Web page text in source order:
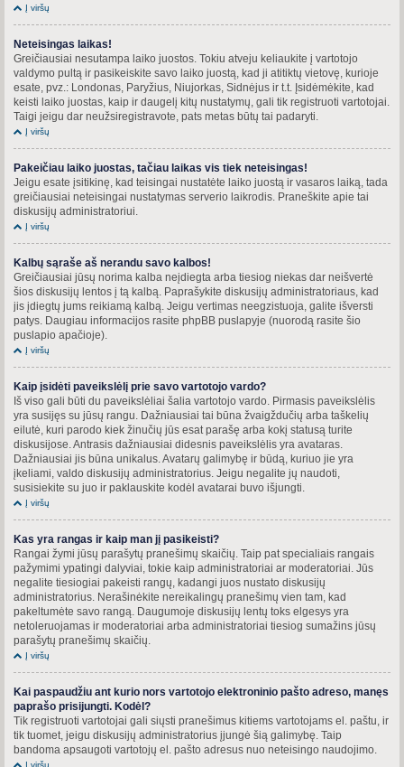
Į viršų
Neteisingas laikas!
Greičiausiai nesutampa laiko juostos. Tokiu atveju keliaukite į vartotojo
valdymo pultą ir pasikeiskite savo laiko juostą, kad ji atitiktų vietovę, kurioje
esate, pvz.: Londonas, Paryžius, Niujorkas, Sidnėjus ir t.t. Įsidėmėkite, kad
keisti laiko juostas, kaip ir daugelį kitų nustatymų, gali tik registruoti vartotojai.
Taigi jeigu dar neužsiregistravote, pats metas būtų tai padaryti.
Į viršų
Pakeičiau laiko juostas, tačiau laikas vis tiek neteisingas!
Jeigu esate įsitikinę, kad teisingai nustatėte laiko juostą ir vasaros laiką, tada
greičiausiai neteisingai nustatymas serverio laikrodis. Praneškite apie tai
diskusijų administratoriui.
Į viršų
Kalbų sąraše aš nerandu savo kalbos!
Greičiausiai jūsų norima kalba neįdiegta arba tiesiog niekas dar neišvertė
šios diskusijų lentos į tą kalbą. Paprašykite diskusijų administratoriaus, kad
jis įdiegtų jums reikiamą kalbą. Jeigu vertimas neegzistuoja, galite išversti
patys. Daugiau informacijos rasite phpBB puslapyje (nuorodą rasite šio
puslapio apačioje).
Į viršų
Kaip įsidėti paveikslėlį prie savo vartotojo vardo?
Iš viso gali būti du paveikslėliai šalia vartotojo vardo. Pirmasis paveikslėlis
yra susijęs su jūsų rangu. Dažniausiai tai būna žvaigždučių arba taškelių
eilutė, kuri parodo kiek žinučių jūs esat parašę arba kokį statusą turite
diskusijose. Antrasis dažniausiai didesnis paveikslėlis yra avataras.
Dažniausiai jis būna unikalus. Avatarų galimybę ir būdą, kuriuo jie yra
įkeliami, valdo diskusijų administratorius. Jeigu negalite jų naudoti,
susisiekite su juo ir paklauskite kodėl avatarai buvo išjungti.
Į viršų
Kas yra rangas ir kaip man jį pasikeisti?
Rangai žymi jūsų parašytų pranešimų skaičių. Taip pat specialiais rangais
pažymimi ypatingi dalyviai, tokie kaip administratoriai ar moderatoriai. Jūs
negalite tiesiogiai pakeisti rangų, kadangi juos nustato diskusijų
administratorius. Nerašinėkite nereikalingų pranešimų vien tam, kad
pakeltumėte savo rangą. Daugumoje diskusijų lentų toks elgesys yra
netoleruojamas ir moderatoriai arba administratoriai tiesiog sumažins jūsų
parašytų pranešimų skaičių.
Į viršų
Kai paspaudžiu ant kurio nors vartotojo elektroninio pašto adreso, manęs
paprašo prisijungti. Kodėl?
Tik registruoti vartotojai gali siųsti pranešimus kitiems vartotojams el. paštu, ir
tik tuomet, jeigu diskusijų administratorius įjungė šią galimybę. Taip
bandoma apsaugoti vartotojų el. pašto adresus nuo neteisingo naudojimo.
Į viršų